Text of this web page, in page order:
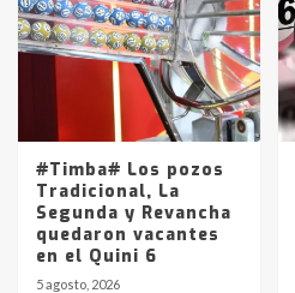
#Timba# Los pozos
Tradicional, La
Segunda y Revancha
quedaron vacantes
en el Quini 6
5 agosto, 2026